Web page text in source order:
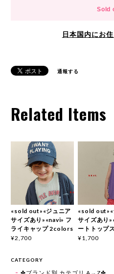
Sold
日本国内にお
通報する
Related Items
«sold out»«ジュニア
サイズあり»«navi» フ
ライキャップ 2colors
¥2,700
«sold out»«
サイズあり
ートトップ
¥1,700
CATEGORY